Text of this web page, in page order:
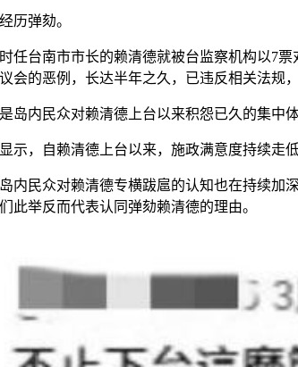
弹劾。
台南市市长的赖清德就被台监察机构以7票
会的恶例，长达半年之久，已违反相关法规
内民众对赖清德上台以来积怨已久的集中体
，自赖清德上台以来，施政满意度持续走低
民众对赖清德专横跋扈的认知也在持续加深
此举反而代表认同弹劾赖清德的理由。